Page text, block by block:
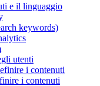
e il linguaggio
keywords)
utenti
i contenuti
i contenuti